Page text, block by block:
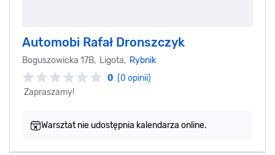
Automobi Rafał Dronszczyk
Boguszowicka 17B, Ligota, Rybnik
0 (0 opinii)
Zapraszamy!
Warsztat nie udostępnia kalendarza online.